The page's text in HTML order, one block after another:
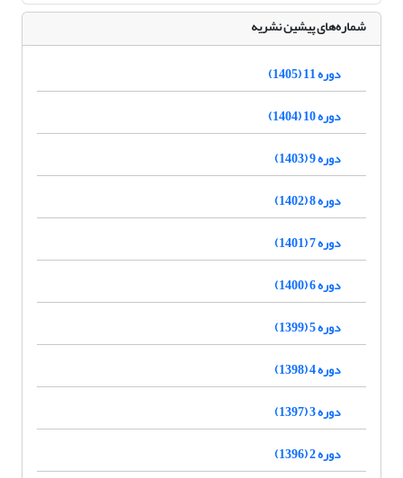
شماره‌های پیشین نشریه
دوره 11 (1405)
دوره 10 (1404)
دوره 9 (1403)
دوره 8 (1402)
دوره 7 (1401)
دوره 6 (1400)
دوره 5 (1399)
دوره 4 (1398)
دوره 3 (1397)
دوره 2 (1396)